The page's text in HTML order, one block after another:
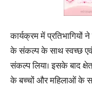
कार्यक्रम में प्रतिभागियों
के संकल्प के साथ स्वच्छ एवं
संकल्प लिया। इसके बाद
के बच्चों और महिलाओं के